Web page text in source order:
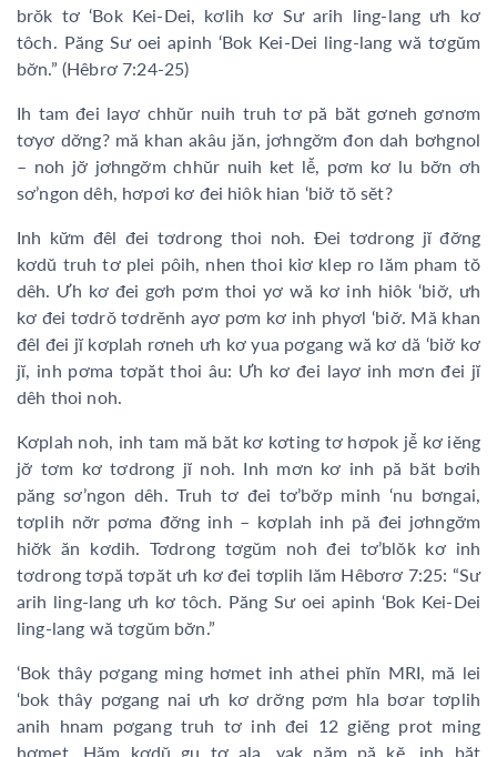
brŏk tơ ‘Bok Kei-Dei, kơlih kơ Sư arih ling-lang ưh kơ
tôch. Păng Sư oei apinh ‘Bok Kei-Dei ling-lang wă tơgŭm
bơ̆n.” (Hêbrơ 7:24-25)
Ih tam đei layơ chhŭr nuih truh tơ pă băt gơneh gơnơm
tơyơ dơ̆ng? mă khan akâu jăn, jơhngơ̆m đon dah bơhgnol
– noh jơ̆ jơhngơ̆m chhŭr nuih ket lê̆, pơm kơ lu bơ̆n ơh
sơ’ngon dêh, hơpơi kơ đei hiôk hian ‘biơ̆ tŏ sĕt?
Inh kư̆m đêl đei tơdrong thoi noh. Đei tơdrong jĭ đơ̆ng
kơdŭ truh tơ plei pôih, nhen thoi kiơ klep ro lăm pham tŏ
dêh. Ưh kơ đei gơh pơm thoi yơ wă kơ inh hiôk ‘biơ̆, ưh
kơ đei tơdrŏ tơdrĕnh ayơ pơm kơ inh phyơl ‘biơ̆. Mă khan
đêl đei jĭ kơplah rơneh ưh kơ yua pơgang wă kơ dă ‘biơ̆ kơ
jĭ, inh pơma tơpăt thoi âu: Ưh kơ đei layơ inh mơn đei jĭ
dêh thoi noh.
Kơplah noh, inh tam mă băt kơ kơting tơ hơpok jê̆ kơ iĕng
jơ̆ tơm kơ tơdrong jĭ noh. Inh mơn kơ inh pă băt bơih
păng sơ’ngon dêh. Truh tơ đei tơ’bơ̆p minh ‘nu bơngai,
tơplih nơ̆r pơma đơ̆ng inh – kơplah inh pă đei jơhngơ̆m
hiơ̆k ăn kơdih. Tơdrong tơgŭm noh đei tơ’blŏk kơ inh
tơdrong tơpă tơpăt ưh kơ đei tơplih lăm Hêbơrơ 7:25: “Sư
arih ling-lang ưh kơ tôch. Păng Sư oei apinh ‘Bok Kei-Dei
ling-lang wă tơgŭm bơ̆n.”
‘Bok thây pơgang ming hơmet inh athei phĭn MRI, mă lei
‘bok thây pơgang nai ưh kơ drơ̆ng pơm hla bơar tơplih
anih hnam pơgang truh tơ inh đei 12 giĕng prot ming
hơmet. Hăm kơdŭ gu tơ ala, yak năm pă kĕ, inh băt